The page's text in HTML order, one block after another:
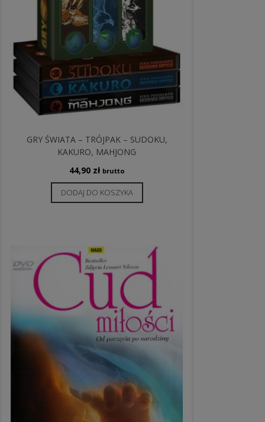
GRY ŚWIATA – TRÓJPAK – SUDOKU,
KAKURO, MAHJONG
44,90 zł brutto
DODAJ DO KOSZYKA